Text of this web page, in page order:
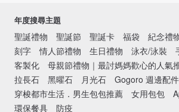
年度搜尋主題
聖誕禮物 聖誕節 聖誕卡 福袋 紀念禮
刻字
情人節禮物 生日禮物 泳衣/泳裝
客製化
母親節禮物｜最討媽媽歡心的人氣
拉長石
黑曜石 月光石
Gogoro 週邊配件
穿梭都市生活．男生包包推薦
女用包包
環保餐具
防疫